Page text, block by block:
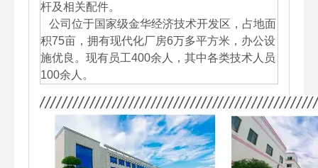
杆及相关配件。
公司位于国家级金华经济技术开发区，占地面
积75亩，拥有现代化厂房6万多平方米，办公设
施优良。现有员工400余人，其中各类技术人员
100余人。